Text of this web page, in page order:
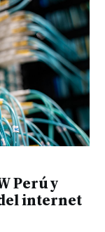
Perú y
internet